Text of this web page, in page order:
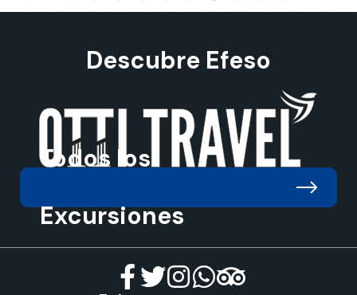
Descubre Efeso
Todos los
Excursiones